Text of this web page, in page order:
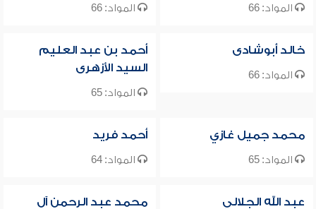
المواد: 66 المواد: 66
خالد أبوشادى
المواد: 66
أحمد بن عبد العليم
السيد الأزهرى
المواد: 65
محمد جميل غازي
المواد: 65
أحمد فريد
المواد: 64
عبد الله الجلالي
محمد عبد الرحمن آل